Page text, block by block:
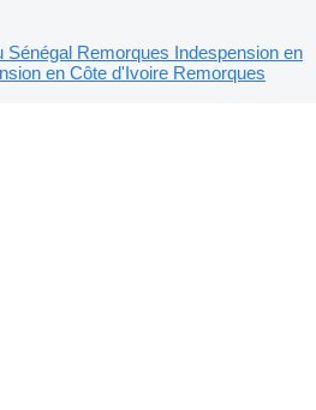
Sénégal Remorques Indespension en
en Côte d'Ivoire Remorques